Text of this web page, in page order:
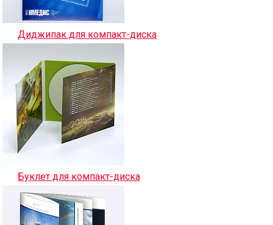
Диджипак для компакт-диска
Буклет для компакт-диска